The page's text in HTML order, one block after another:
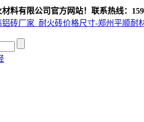
料有限公司官方网站！联系热线：